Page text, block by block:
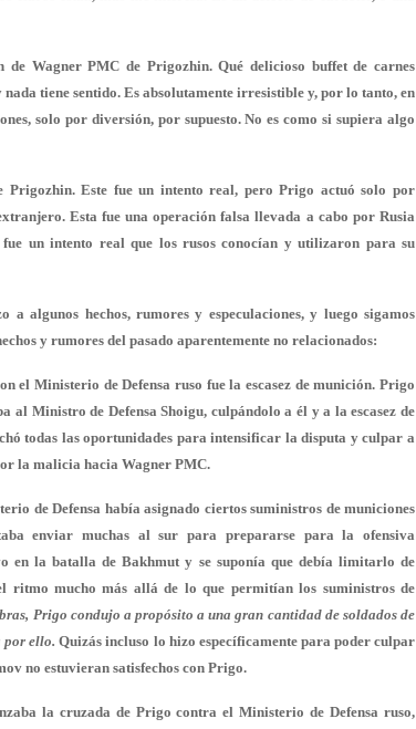
Wagner PMC de Prigozhin. Qué delicioso buffet de carnes
tiene sentido. Es absolutamente irresistible y, por lo tanto, en
solo por diversión, por supuesto. No es como si supiera algo
Prigozhin. Este fue un intento real, pero Prigo actuó solo por
Esta fue una operación falsa llevada a cabo por Rusia
un intento real que los rusos conocían y utilizaron para su
algunos hechos, rumores y especulaciones, y luego sigamos
y rumores del pasado aparentemente no relacionados:
el Ministerio de Defensa ruso fue la escasez de munición. Prigo
Ministro de Defensa Shoigu, culpándolo a él y a la escasez de
todas las oportunidades para intensificar la disputa y culpar a
la malicia hacia Wagner PMC.
de Defensa había asignado ciertos suministros de municiones
enviar muchas al sur para prepararse para la ofensiva
en la batalla de Bakhmut y se suponía que debía limitarlo de
ritmo mucho más allá de lo que permitían los suministros de
Prigo condujo a propósito a una gran cantidad de soldados de
por ello.Quizás incluso lo hizo específicamente para poder culpar
no estuvieran satisfechos con Prigo.
la cruzada de Prigo contra el Ministerio de Defensa ruso,